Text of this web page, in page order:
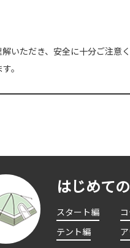
いただき、安全に十分ご注意く
。
はじめて
スタート編
テント編